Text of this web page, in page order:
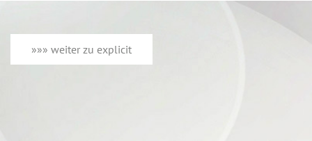
»»» weiter zu explicit